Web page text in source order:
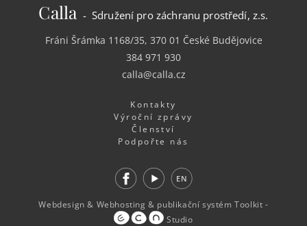
Calla- Sdružení pro záchranu prostředí, z.s.
Fráni Šrámka 1168/35, 370 01 České Budějovice
384 971 930
calla@calla.cz
Kontakty
Výroční zprávy
Členství
Podpořte nás
FacebookYoutube EN
Webdesign & Webhosting & publikační systém Toolkit -
Studio